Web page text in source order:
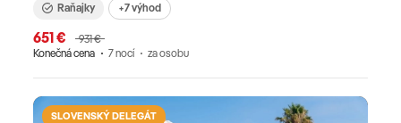
Raňajky +7 výhod
651 €
931 €
Konečná cena
7 nocí za osobu
SLOVENSKÝ DELEGÁT